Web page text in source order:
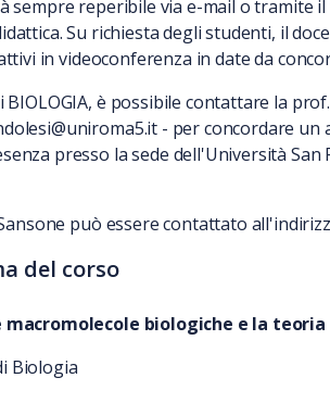
sempre reperibile via e-mail o tramite
Su richiesta degli studenti, il
in videoconferenza in date da
BIOLOGIA, è possibile contattare la
- per concordare
presso la sede dell'Università San
può essere contattato
del corso
macromolecole biologiche e la
Biologia